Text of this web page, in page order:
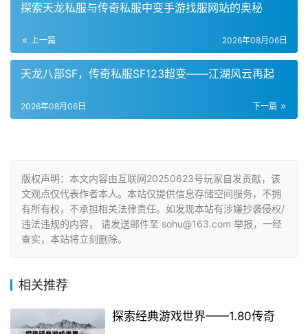
探索天龙私服与传奇私服中变手游找服网站的奥秘
上一篇 2026年08月06日
天龙八部SF，传奇私服SF123超变——江湖风云再起
下一篇
2026年08月06日
版权声明：本文内容由互联网20250623号玩家自发贡献，该
文观点仅代表作者本人。本站仅提供信息存储空间服务，不拥
有所有权，不承担相关法律责任。如发现本站有涉嫌抄袭侵权/
违法违规的内容， 请发送邮件至 sohu@163.com 举报，一经
查实，本站将立刻删除。
相关推荐
探索经典游戏世界——1.80传奇